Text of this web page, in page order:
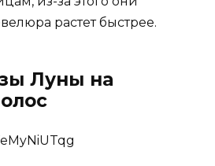
растет быстрее.
Луны на